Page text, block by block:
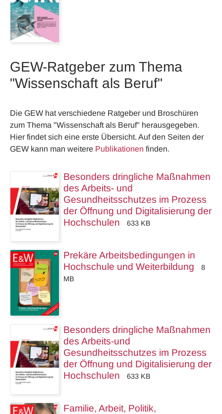
GEW-Ratgeber zum Thema
"Wissenschaft als Beruf"
Die GEW hat verschiedene Ratgeber und Broschüren
zum Thema "Wissenschaft als Beruf" herausgegeben.
Hier findet sich eine erste Übersicht. Auf den Seiten der
GEW kann man weitere Publikationen finden.
Besonders dringliche Maßnahmen
des Arbeits- und
Gesundheitsschutzes im Prozess
der Öffnung und Digitalisierung der
Hochschulen
633 KB
Prekäre Arbeitsbedingungen in
Hochschule und Weiterbildung
8
MB
Besonders dringliche Maßnahmen
des Arbeits-und
Gesundheitsschutzes im Prozess
der Öffnung und Digitalisierung der
Hochschulen
633 KB
Familie, Arbeit, Politik,